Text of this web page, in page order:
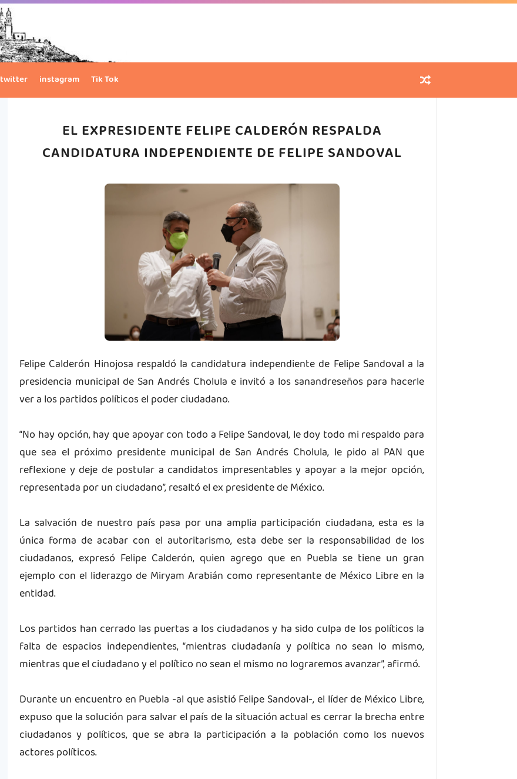
twitter instagram Tik Tok
EL EXPRESIDENTE FELIPE CALDERÓN RESPALDA
CANDIDATURA INDEPENDIENTE DE FELIPE SANDOVAL
Felipe Calderón Hinojosa respaldó la candidatura independiente de Felipe Sandoval a la
presidencia municipal de San Andrés Cholula e invitó a los sanandreseños para hacerle
ver a los partidos políticos el poder ciudadano.
“No hay opción, hay que apoyar con todo a Felipe Sandoval, le doy todo mi respaldo para
que sea el próximo presidente municipal de San Andrés Cholula, le pido al PAN que
reflexione y deje de postular a candidatos impresentables y apoyar a la mejor opción,
representada por un ciudadano”, resaltó el ex presidente de México.
La salvación de nuestro país pasa por una amplia participación ciudadana, esta es la
única forma de acabar con el autoritarismo, esta debe ser la responsabilidad de los
ciudadanos, expresó Felipe Calderón, quien agrego que en Puebla se tiene un gran
ejemplo con el liderazgo de Miryam Arabián como representante de México Libre en la
entidad.
Los partidos han cerrado las puertas a los ciudadanos y ha sido culpa de los políticos la
falta de espacios independientes, “mientras ciudadanía y política no sean lo mismo,
mientras que el ciudadano y el político no sean el mismo no lograremos avanzar”, afirmó.
Durante un encuentro en Puebla -al que asistió Felipe Sandoval-, el líder de México Libre,
expuso que la solución para salvar el país de la situación actual es cerrar la brecha entre
ciudadanos y políticos, que se abra la participación a la población como los nuevos
actores políticos.